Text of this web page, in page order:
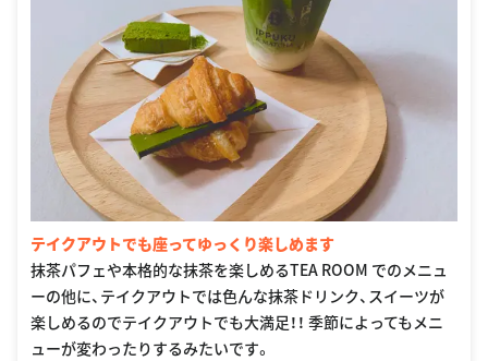
テイクアウトでも座ってゆっくり楽しめます
抹茶パフェや本格的な抹茶を楽しめるTEA ROOM でのメニュ
ーの他に、テイクアウトでは色んな抹茶ドリンク、スイーツが
楽しめるのでテイクアウトでも大満足！！ 季節によってもメニ
ューが変わったりするみたいです。